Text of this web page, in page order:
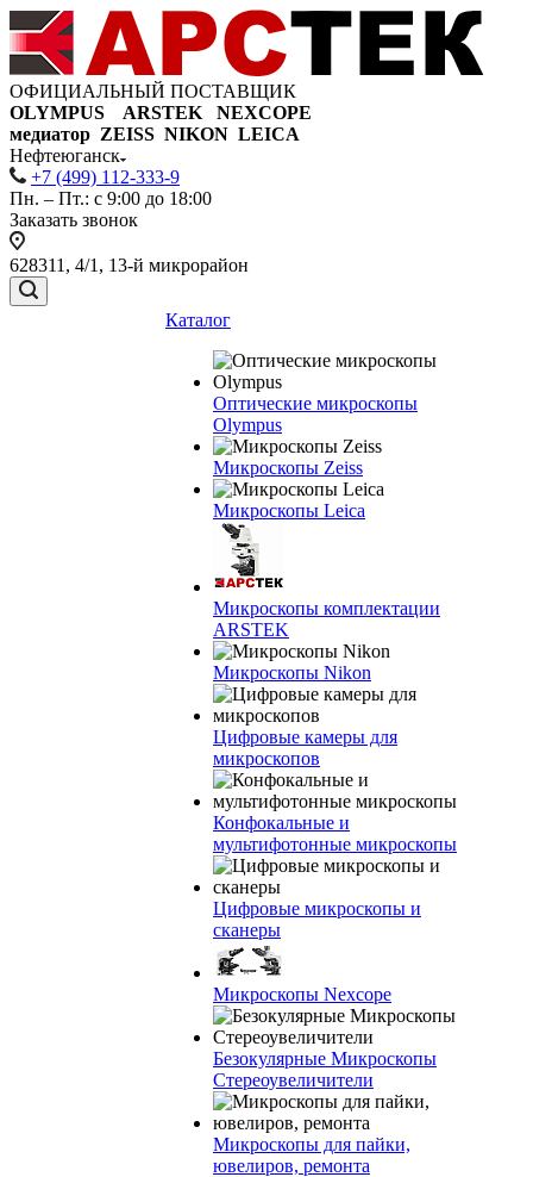
ОФИЦИАЛЬНЫЙ ПОСТАВЩИК
OLYMPUS ARSTEK NEXCOPE
медиатор ZEISS NIKON LEICA
Нефтеюганск
+7 (499) 112-333-9
Пн. – Пт.: с 9:00 до 18:00
Заказать звонок
628311, 4/1, 13-й микрорайон
Каталог
Оптические микроскопы
Olympus
Микроскопы Zeiss
Микроскопы Leica
Микроскопы комплектации
ARSTEK
Микроскопы Nikon
Цифровые камеры для
микроскопов
Конфокальные и
мультифотонные микроскопы
Цифровые микроскопы и
сканеры
Микроскопы Nexcope
Безокулярные Микроскопы
Стереоувеличители
Микроскопы для пайки,
ювелиров, ремонта